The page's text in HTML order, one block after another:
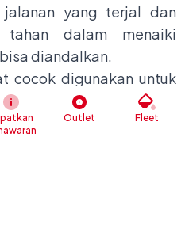
yang terjal dan
tahan dalam menaiki
diandalkan.
cocok digunakan untuk
perjalanan di
mesin bensin ini lebih
Outlet Fleet